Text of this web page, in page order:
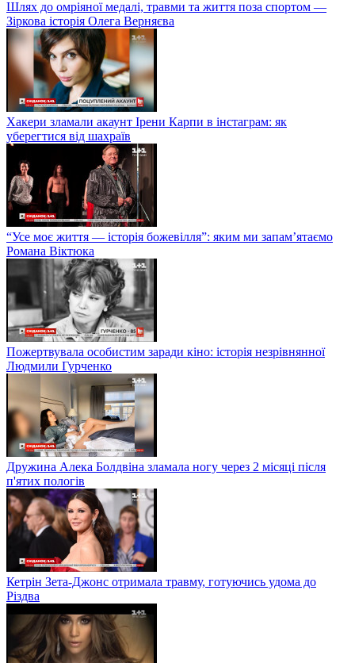
Шлях до омріяної медалі, травми та життя поза спортом —
Зіркова історія Олега Верняєва
Хакери зламали акаунт Ірени Карпи в інстаграм: як
уберегтися від шахраїв
“Усе моє життя — історія божевілля”: яким ми запам’ятаємо
Романа Віктюка
Пожертвувала особистим заради кіно: історія незрівнянної
Людмили Гурченко
Дружина Алека Болдвіна зламала ногу через 2 місяці після
п'ятих пологів
Кетрін Зета-Джонс отримала травму, готуючись удома до
Різдва